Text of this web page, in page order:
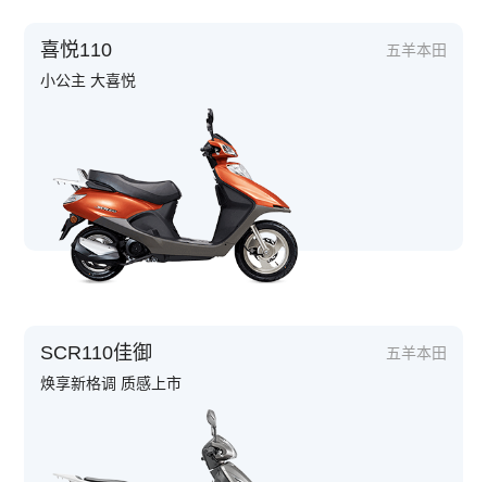
喜悦110
五羊本田
小公主 大喜悦
SCR110佳御
五羊本田
焕享新格调 质感上市